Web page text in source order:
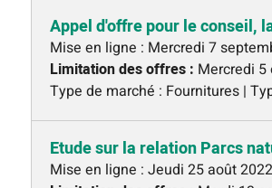
Appel d'offre pour le conseil,
Mise en ligne : Mercredi 7
Limitation des offres : Mercredi 5
Type de marché : Fournitures |
Etude sur la relation Parcs
Mise en ligne : Jeudi 25 août